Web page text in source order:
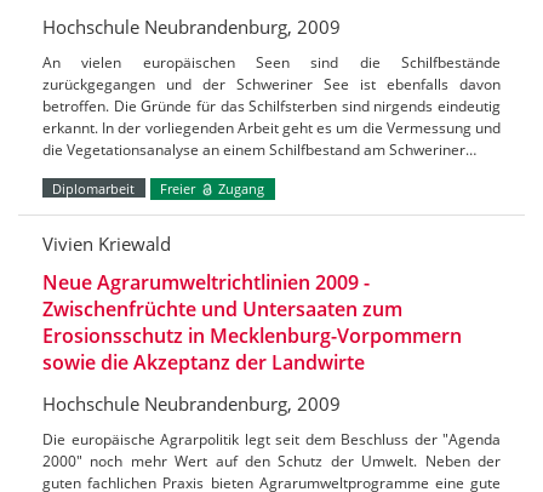
Hochschule Neubrandenburg, 2009
An vielen europäischen Seen sind die Schilfbestände
zurückgegangen und der Schweriner See ist ebenfalls davon
betroffen. Die Gründe für das Schilfsterben sind nirgends eindeutig
erkannt. In der vorliegenden Arbeit geht es um die Vermessung und
die Vegetationsanalyse an einem Schilfbestand am Schweriner…
Diplomarbeit Freier Zugang
Vivien Kriewald
Neue Agrarumweltrichtlinien 2009 -
Zwischenfrüchte und Untersaaten zum
Erosionsschutz in Mecklenburg-Vorpommern
sowie die Akzeptanz der Landwirte
Hochschule Neubrandenburg, 2009
Die europäische Agrarpolitik legt seit dem Beschluss der "Agenda
2000" noch mehr Wert auf den Schutz der Umwelt. Neben der
guten fachlichen Praxis bieten Agrarumweltprogramme eine gute